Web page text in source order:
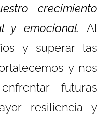
crecimiento
y emocional.Al
y superar las
y nos
futuras
resiliencia y